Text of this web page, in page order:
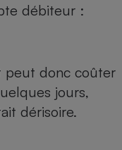
débiteur :
peut donc coûter
jours,
dérisoire.